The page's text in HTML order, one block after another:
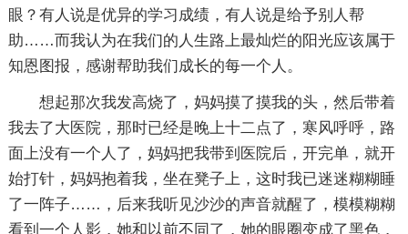
眼？有人说是优异的学习成绩，有人说是给予别人帮
助……而我认为在我们的人生路上最灿烂的阳光应该属于
知恩图报，感谢帮助我们成长的每一个人。
想起那次我发高烧了，妈妈摸了摸我的头，然后带着
我去了大医院，那时已经是晚上十二点了，寒风呼呼，路
面上没有一个人了，妈妈把我带到医院后，开完单，就开
始打针，妈妈抱着我，坐在凳子上，这时我已迷迷糊糊睡
了一阵子……，后来我听见沙沙的声音就醒了，模模糊糊
看到一个人影，她和以前不同了，她的眼圈变成了黑色，